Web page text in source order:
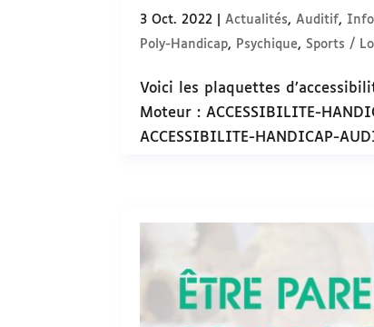
3 Oct. 2022 |Actualités,Auditif,
Poly-Handicap, Psychique,Sports /
Voici les plaquettes
Moteur : ACCESSIBILITE-
ACCESSIBILITE-HANDICAP-